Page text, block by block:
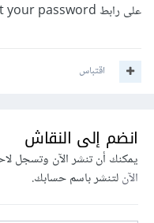
على رابط forgot your password
اقتباس
انضم إلى النقاش
يمكنك أن تنشر الآن وتسجل
الآنلتنشر باسم حسابك.